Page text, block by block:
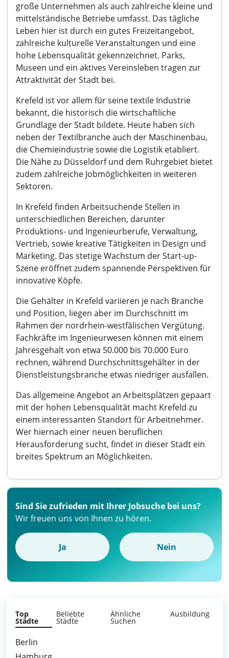
große Unternehmen als auch zahlreiche kleine und
mittelständische Betriebe umfasst. Das tägliche
Leben hier ist durch ein gutes Freizeitangebot,
zahlreiche kulturelle Veranstaltungen und eine
hohe Lebensqualität gekennzeichnet. Parks,
Museen und ein aktives Vereinsleben tragen zur
Attraktivität der Stadt bei.
Krefeld ist vor allem für seine textile Industrie
bekannt, die historisch die wirtschaftliche
Grundlage der Stadt bildete. Heute haben sich
neben der Textilbranche auch der Maschinenbau,
die Chemieindustrie sowie die Logistik etabliert.
Die Nähe zu Düsseldorf und dem Ruhrgebiet bietet
zudem zahlreiche Jobmöglichkeiten in weiteren
Sektoren.
In Krefeld finden Arbeitsuchende Stellen in
unterschiedlichen Bereichen, darunter
Produktions- und Ingenieurberufe, Verwaltung,
Vertrieb, sowie kreative Tätigkeiten in Design und
Marketing. Das stetige Wachstum der Start-up-
Szene eröffnet zudem spannende Perspektiven für
innovative Köpfe.
Die Gehälter in Krefeld variieren je nach Branche
und Position, liegen aber im Durchschnitt im
Rahmen der nordrhein-westfälischen Vergütung.
Fachkräfte im Ingenieurwesen können mit einem
Jahresgehalt von etwa 50.000 bis 70.000 Euro
rechnen, während Durchschnittsgehälter in der
Dienstleistungsbranche etwas niedriger ausfallen.
Das allgemeine Angebot an Arbeitsplätzen gepaart
mit der hohen Lebensqualität macht Krefeld zu
einem interessanten Standort für Arbeitnehmer.
Wer hiernach einer neuen beruflichen
Herausforderung sucht, findet in dieser Stadt ein
breites Spektrum an Möglichkeiten.
Sind Sie zufrieden mit Ihrer Jobsuche bei uns?
Wir freuen uns von Ihnen zu hören.
Ja Nein
Top
Städte
Beliebte
Städte
Ähnliche
Suchen
Ausbildung
Berlin